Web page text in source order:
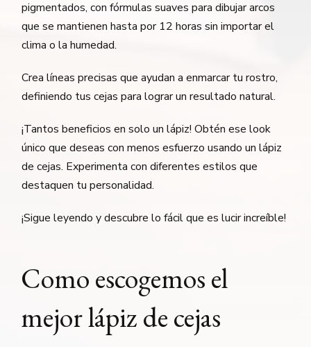
pigmentados, con fórmulas suaves para dibujar arcos
que se mantienen hasta por 12 horas sin importar el
clima o la humedad.
Crea líneas precisas que ayudan a enmarcar tu rostro,
definiendo tus cejas para lograr un resultado natural.
¡Tantos beneficios en solo un lápiz! Obtén ese look
único que deseas con menos esfuerzo usando un lápiz
de cejas. Experimenta con diferentes estilos que
destaquen tu personalidad.
¡Sigue leyendo y descubre lo fácil que es lucir increíble!
Como escogemos el
mejor lápiz de cejas